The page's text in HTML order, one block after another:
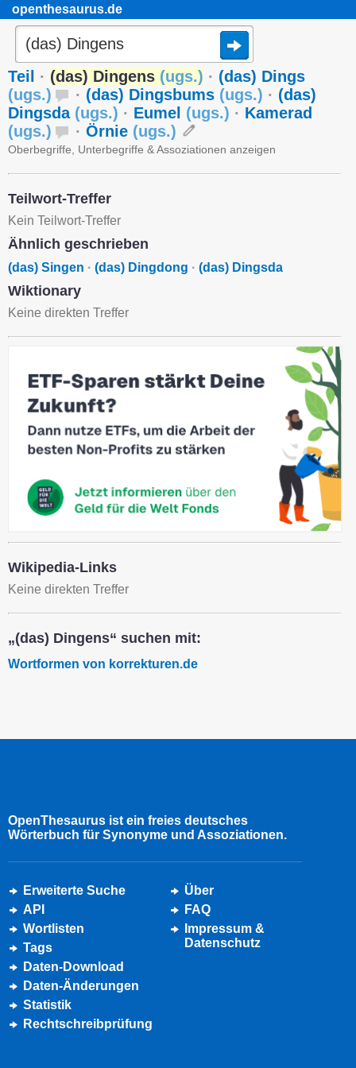
openthesaurus.de
Teil · (das) Dingens (ugs.) · (das) Dings
(ugs.) · (das) Dingsbums (ugs.) · (das)
Dingsda (ugs.) · Eumel (ugs.) · Kamerad
(ugs.) · Örnie (ugs.)
Oberbegriffe, Unterbegriffe & Assoziationen anzeigen
Teilwort-Treffer
Kein Teilwort-Treffer
Ähnlich geschrieben
(das) Singen · (das) Dingdong · (das) Dingsda
Wiktionary
Keine direkten Treffer
Wikipedia-Links
Keine direkten Treffer
„(das) Dingens“ suchen mit:
Wortformen von korrekturen.de
OpenThesaurus ist ein freies deutsches
Wörterbuch für Synonyme und Assoziationen.
Erweiterte Suche
API
Wortlisten
Tags
Daten-Download
Daten-Änderungen
Statistik
Rechtschreibprüfung
Über
FAQ
Impressum &
Datenschutz